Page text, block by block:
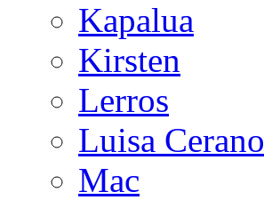
Kapalua
Kirsten
Lerros
Luisa Cerano
Mac